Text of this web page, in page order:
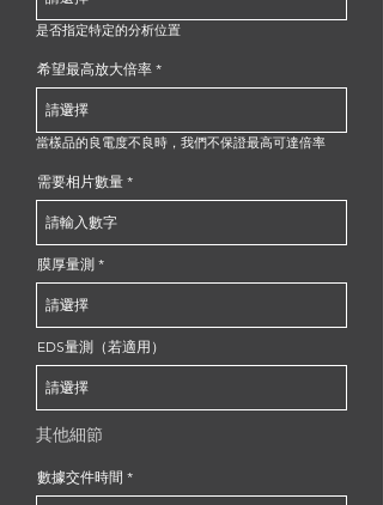
是否指定特定的分析位置
希望最高放大倍率
當樣品的良電度不良時，我們不保證最高可達倍率
需要相片數量
膜厚量測
EDS量測（若適用）
其他細節
數據交件時間